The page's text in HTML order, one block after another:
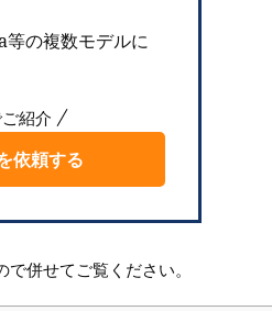
の複数モデルに
紹介
依頼する
併せてご覧ください。